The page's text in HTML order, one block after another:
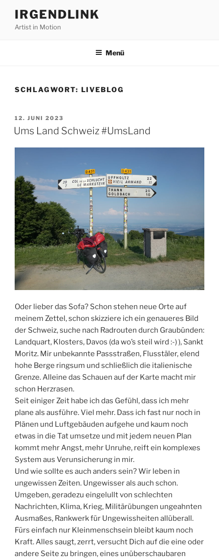
Inhalt
springen
IRGENDLINK
Artist in Motion
Menü
SCHLAGWORT: LIVEBLOG
VERÖFFENTLICHT
AM
12. JUNI 2023
Ums Land Schweiz #UmsLand
Oder lieber das Sofa? Schon stehen neue Orte auf
meinem Zettel, schon skizziere ich ein genaueres Bild
der Schweiz, suche nach Radrouten durch Graubünden:
Landquart, Klosters, Davos (da wo’s steil wird :-) ), Sankt
Moritz. Mir unbekannte Passstraßen, Flusstäler, elend
hohe Berge ringsum und schließlich die italienische
Grenze. Alleine das Schauen auf der Karte macht mir
schon Herzrasen.
Seit einiger Zeit habe ich das Gefühl, dass ich mehr
plane als ausführe. Viel mehr. Dass ich fast nur noch in
Plänen und Luftgebäuden aufgehe und kaum noch
etwas in die Tat umsetze und mit jedem neuen Plan
kommt mehr Angst, mehr Unruhe, reift ein komplexes
System aus Verunsicherung in mir.
Und wie sollte es auch anders sein? Wir leben in
ungewissen Zeiten. Ungewisser als auch schon.
Umgeben, geradezu eingelullt von schlechten
Nachrichten, Klima, Krieg, Militärübungen ungeahnten
Ausmaßes, Rankwerk für Ungewissheiten allüberall.
Fürs einfach nur Kleinmenschsein bleibt kaum noch
Kraft. Alles saugt, zerrt, versucht Dich auf die eine oder
andere Seite zu bringen, eines unüberschaubaren